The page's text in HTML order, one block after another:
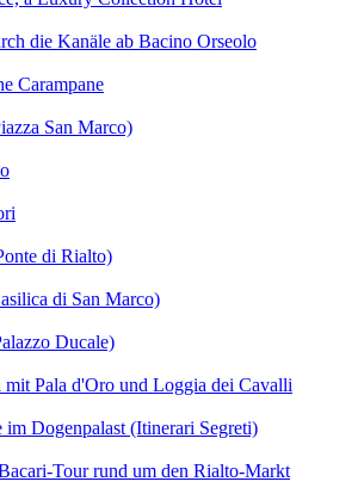
die Kanäle ab Bacino Orseolo
Carampane
San Marco)
di Rialto)
di San Marco)
Ducale)
mit Pala d'Oro und Loggia dei Cavalli
im Dogenpalast (Itinerari Segreti)
Tour rund um den Rialto-Markt